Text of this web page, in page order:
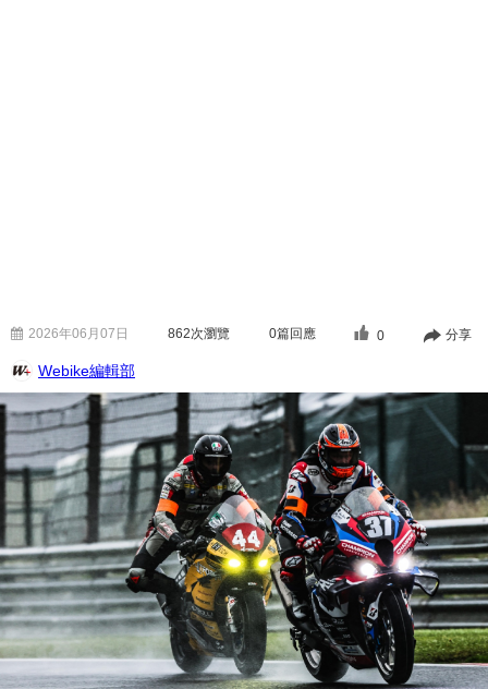
2026年06月07日 862次瀏覽 0篇回應 0 分享
Webike編輯部